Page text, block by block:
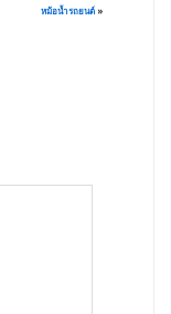
หม้อน้ำรถยนต์ »